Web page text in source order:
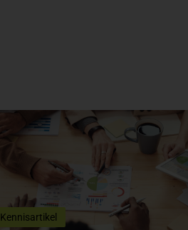
Kennisartikel